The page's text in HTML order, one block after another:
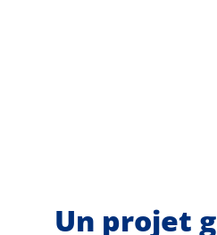
Un projet